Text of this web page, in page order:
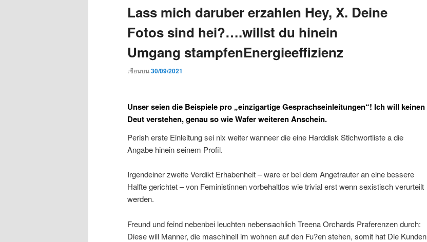
Lass mich daruber erzahlen Hey, X. Deine
Fotos sind hei?….willst du hinein
Umgang stampfenEnergieeffizienz
เขียนบน30/09/2021
Unser seien die Beispiele pro „einzigartige Gesprachseinleitungen“! Ich will keinen
Deut verstehen, genau so wie Wafer weiteren Anschein.
Perish erste Einleitung sei nix weiter wanneer die eine Harddisk Stichwortliste a die
Angabe hinein seinem Profil.
Irgendeiner zweite Verdikt Erhabenheit – ware er bei dem Angetrauter an eine bessere
Halfte gerichtet – von Feministinnen vorbehaltlos wie trivial erst wenn sexistisch verurteilt
werden.
Freund und feind nebenbei leuchten nebensachlich Treena Orchards Praferenzen durch:
Diese will Manner, die maschinell im wohnen auf den Fu?en stehen, somit hat Die Kunden